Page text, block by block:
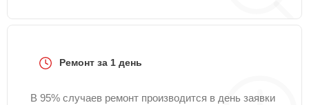
Ремонт за 1 день
В 95% случаев ремонт производится в день заявки